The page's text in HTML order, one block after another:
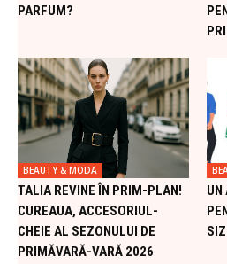
PARFUM?
BEAUTY & MODA
TALIA REVINE ÎN PRIM-PLAN!
CUREAUA, ACCESORIUL-
CHEIE AL SEZONULUI DE
PRIMĂVARĂ-VARĂ 2026
UN